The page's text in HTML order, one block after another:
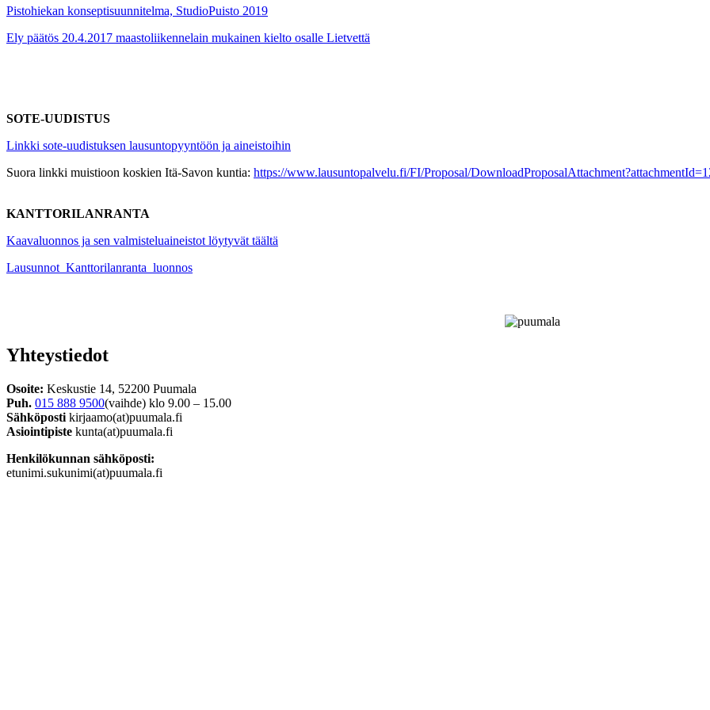
Pistohiekan konseptisuunnitelma, StudioPuisto 2019
Ely päätös 20.4.2017 maastoliikennelain mukainen kielto osalle Lietvettä
SOTE-UUDISTUS
Linkki sote-uudistuksen lausuntopyyntöön ja aineistoihin
Suora linkki muistioon koskien Itä-Savon kuntia: https://www.lausuntopalvelu.fi/FI/Proposal/
KANTTORILANRANTA
Kaavaluonnos ja sen valmisteluaineistot löytyvät täältä
Lausunnot_Kanttorilanranta_luonnos
Yhteystiedot
Osoite: Keskustie 14, 52200 Puumala
Puh. 015 888 9500(vaihde) klo 9.00 – 15.00
Sähköposti kirjaamo(at)puumala.fi
Asiointipiste kunta(at)puumala.fi
Henkilökunnan sähköposti:
etunimi.sukunimi(at)puumala.fi